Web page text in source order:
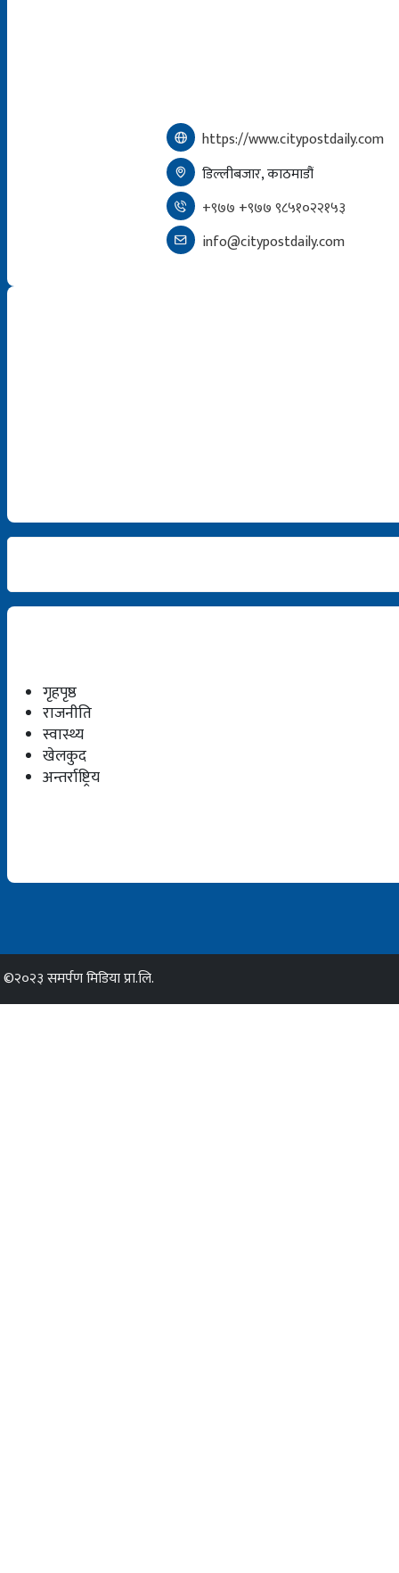
https://www.citypostdaily.com
डिल्लीबजार, काठमाडौं
+९७७ +९७७ ९८५१०२२१५३
info@citypostdaily.com
गृहपृष्ठ
राजनीति
स्वास्थ्य
खेलकुद
अन्तर्राष्ट्रिय
©२०२३ समर्पण मिडिया प्रा.लि.